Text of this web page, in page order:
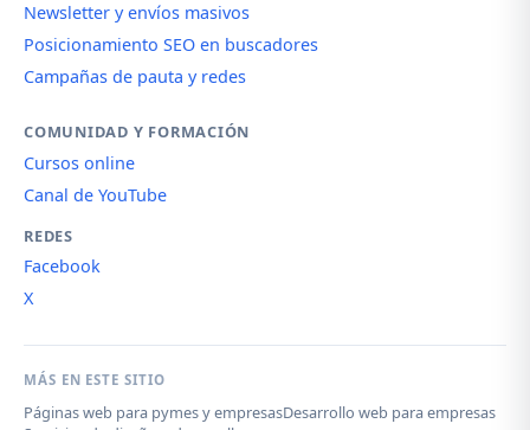
Newsletter y envíos masivos
Posicionamiento SEO en buscadores
Campañas de pauta y redes
COMUNIDAD Y FORMACIÓN
Cursos online
Canal de YouTube
REDES
Facebook
X
MÁS EN ESTE SITIO
Páginas web para pymes y empresasDesarrollo web para empresas